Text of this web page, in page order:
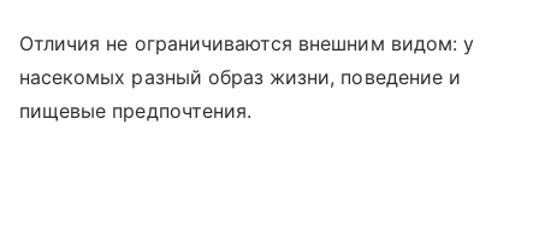
Отличия не ограничиваются внешним видом: у
насекомых разный образ жизни, поведение и
пищевые предпочтения.